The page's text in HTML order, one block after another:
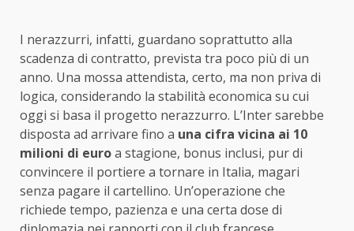
I nerazzurri, infatti, guardano soprattutto alla
scadenza di contratto, prevista tra poco più di un
anno. Una mossa attendista, certo, ma non priva di
logica, considerando la stabilità economica su cui
oggi si basa il progetto nerazzurro. L’Inter sarebbe
disposta ad arrivare fino a una cifra vicina ai 10
milioni di euroa stagione, bonus inclusi, pur di
convincere il portiere a tornare in Italia, magari
senza pagare il cartellino. Un’operazione che
richiede tempo, pazienza e una certa dose di